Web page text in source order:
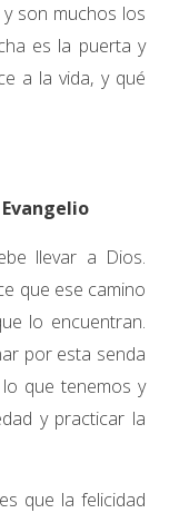
son muchos los
es la puerta y
a la vida, y qué
llevar a Dios.
que ese camino
lo encuentran.
por esta senda
que tenemos y
y practicar la
que la felicidad